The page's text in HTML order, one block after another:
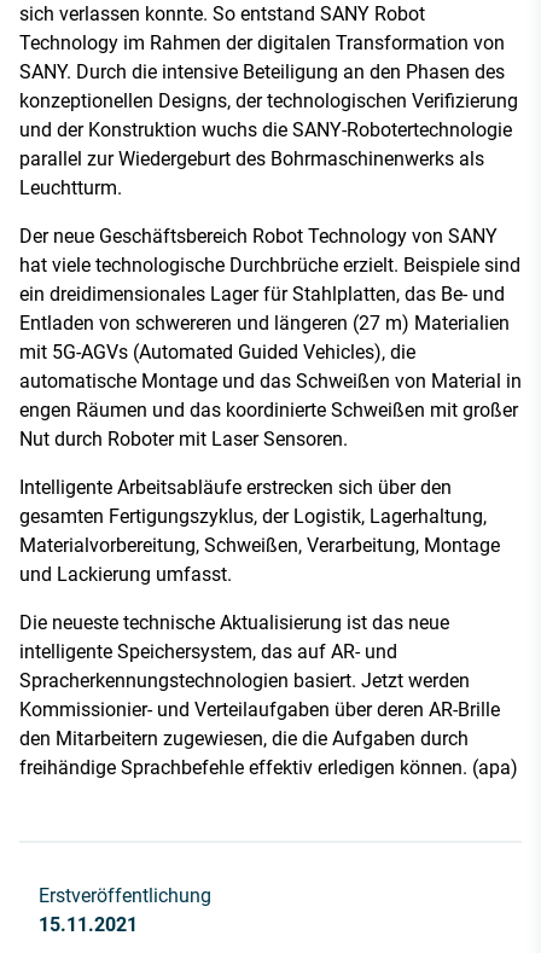
sich verlassen konnte. So entstand SANY Robot
Technology im Rahmen der digitalen Transformation von
SANY. Durch die intensive Beteiligung an den Phasen des
konzeptionellen Designs, der technologischen Verifizierung
und der Konstruktion wuchs die SANY-Robotertechnologie
parallel zur Wiedergeburt des Bohrmaschinenwerks als
Leuchtturm.
Der neue Geschäftsbereich Robot Technology von SANY
hat viele technologische Durchbrüche erzielt. Beispiele sind
ein dreidimensionales Lager für Stahlplatten, das Be- und
Entladen von schwereren und längeren (27 m) Materialien
mit 5G-AGVs (Automated Guided Vehicles), die
automatische Montage und das Schweißen von Material in
engen Räumen und das koordinierte Schweißen mit großer
Nut durch Roboter mit Laser Sensoren.
Intelligente Arbeitsabläufe erstrecken sich über den
gesamten Fertigungszyklus, der Logistik, Lagerhaltung,
Materialvorbereitung, Schweißen, Verarbeitung, Montage
und Lackierung umfasst.
Die neueste technische Aktualisierung ist das neue
intelligente Speichersystem, das auf AR- und
Spracherkennungstechnologien basiert. Jetzt werden
Kommissionier- und Verteilaufgaben über deren AR-Brille
den Mitarbeitern zugewiesen, die die Aufgaben durch
freihändige Sprachbefehle effektiv erledigen können. (apa)
Erstveröffentlichung
15.11.2021